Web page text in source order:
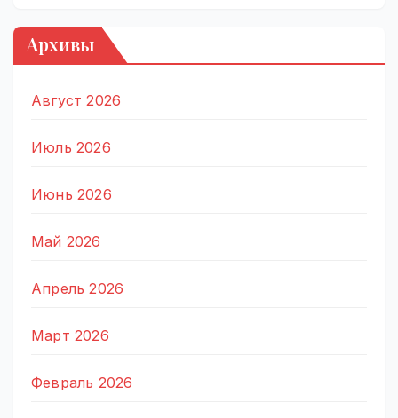
Архивы
Август 2026
Июль 2026
Июнь 2026
Май 2026
Апрель 2026
Март 2026
Февраль 2026